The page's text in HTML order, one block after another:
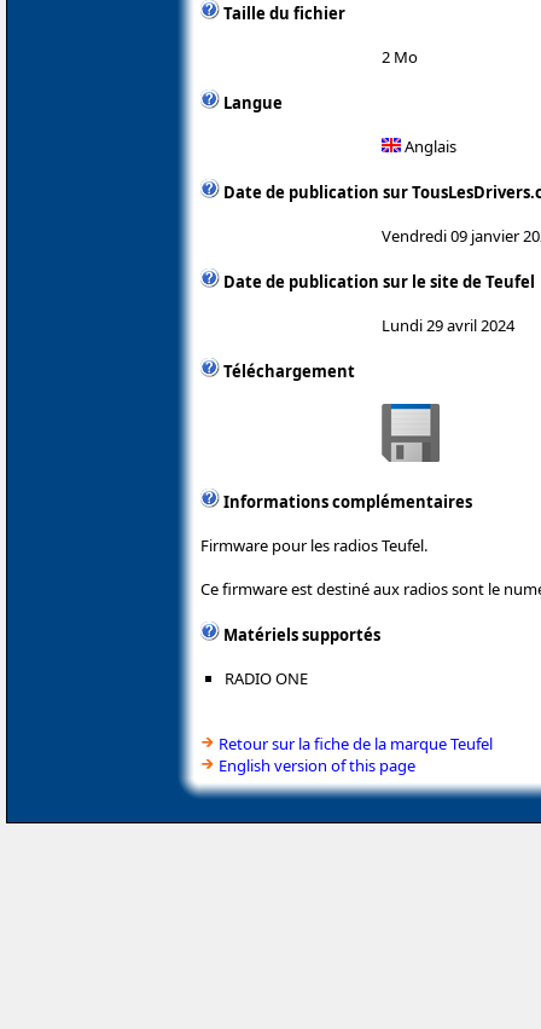
Taille du fichier
2 Mo
Langue
Anglais
Date de publication sur
Vendredi 09 janvier
Date de publication sur le site de Teufel
Lundi 29 avril 2024
Téléchargement
Informations complémentaires
Firmware pour les radios Teufel.
Ce firmware est destiné aux radios sont le
Matériels supportés
RADIO ONE
Retour sur la fiche de la marque Teufel
English version of this page